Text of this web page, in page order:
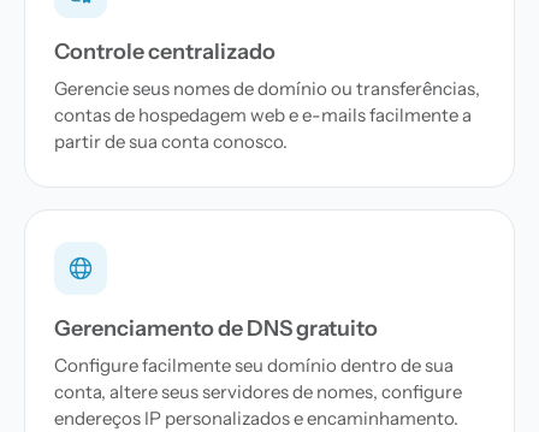
Controle centralizado
Gerencie seus nomes de domínio ou transferências,
contas de hospedagem web e e-mails facilmente a
partir de sua conta conosco.
Gerenciamento de DNS gratuito
Configure facilmente seu domínio dentro de sua
conta, altere seus servidores de nomes, configure
endereços IP personalizados e encaminhamento.